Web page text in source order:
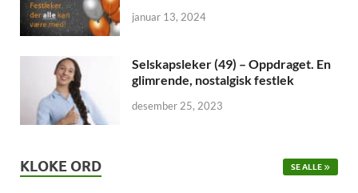
januar 13, 2024
Selskapsleker (49) – Oppdraget. En
glimrende, nostalgisk festlek
desember 25, 2023
KLOKE ORD SE ALLE